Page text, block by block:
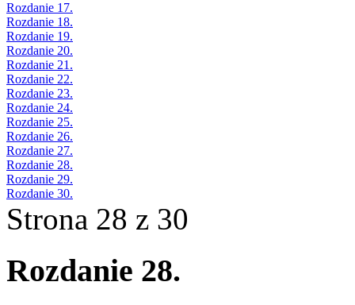
Rozdanie 17.
Rozdanie 18.
Rozdanie 19.
Rozdanie 20.
Rozdanie 21.
Rozdanie 22.
Rozdanie 23.
Rozdanie 24.
Rozdanie 25.
Rozdanie 26.
Rozdanie 27.
Rozdanie 28.
Rozdanie 29.
Rozdanie 30.
Strona 28 z 30
Rozdanie 28.